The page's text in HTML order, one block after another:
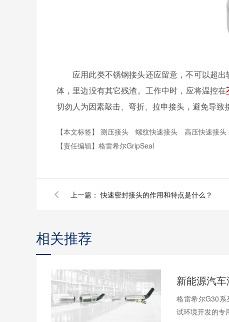
应用此类不锈钢接头还应留意，不可以超
体，里边没有其它残渣。工作中时，应将温控在
切勿人为因素敲击、弯折、拉申接头，避免导致
【本文标签】 测压接头 螺纹快速接头
高压快速接头
【责任编辑】 格雷希尔GripSeal
上一篇： 快速密封接头的作用和特点是什么？
相关推荐
格雷希尔G30
试环境开发的专